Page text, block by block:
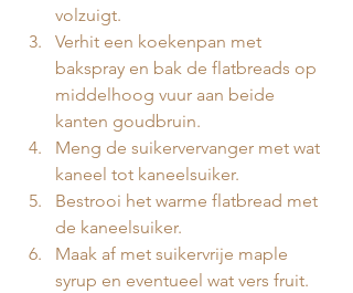
volzuigt.
Verhit een koekenpan met
bakspray en bak de flatbreads op
middelhoog vuur aan beide
kanten goudbruin.
Meng de suikervervanger met wat
kaneel tot kaneelsuiker.
Bestrooi het warme flatbread met
de kaneelsuiker.
Maak af met suikervrije maple
syrup en eventueel wat vers fruit.